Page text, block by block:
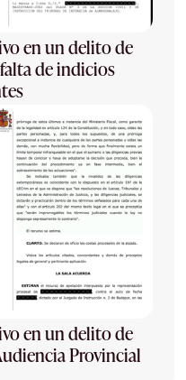
en un delito de
de indicios
en un delito de
Provincial